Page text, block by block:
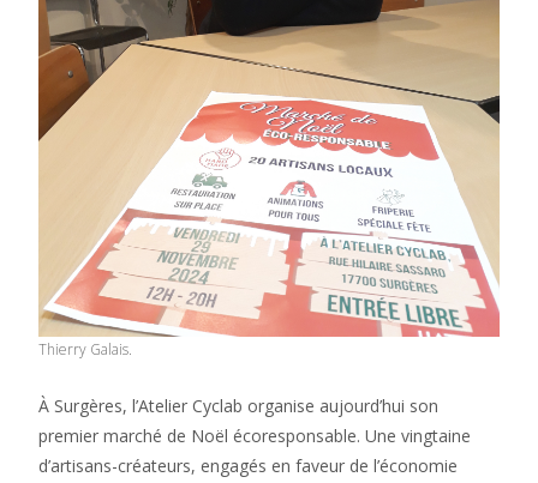
Thierry Galais.
À Surgères, l’Atelier Cyclab organise aujourd’hui son
premier marché de Noël écoresponsable. Une vingtaine
d’artisans-créateurs, engagés en faveur de l’économie